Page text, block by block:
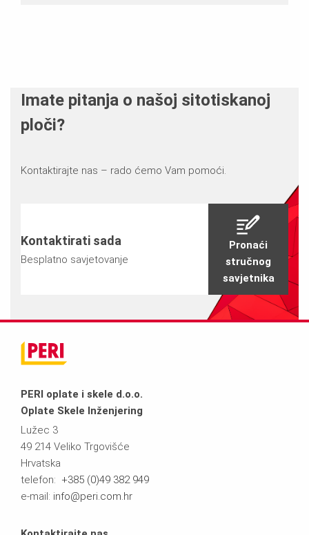
Imate pitanja o našoj sitotiskanoj
ploči?
Kontaktirajte nas – rado ćemo Vam pomoći.
Kontaktirati sada
Besplatno savjetovanje
Pronaći
stručnog
savjetnika
PERI oplate i skele d.o.o.
Oplate Skele Inženjering
Lužec 3
49 214 Veliko Trgovišće
Hrvatska
telefon: +385 (0)49 382 949
e-mail: info@peri.com.hr